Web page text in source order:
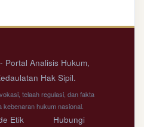
- Portal Analisis Hukum,
Hak Sipil.
telaah regulasi, dan fakta
hukum nasional.
Etik Hubungi